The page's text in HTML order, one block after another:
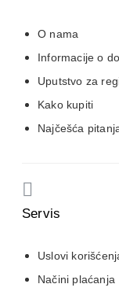
O nama
Informacije o
Uputstvo za
Kako kupiti
Najčešća
Servis
Uslovi
Načini plaćanja